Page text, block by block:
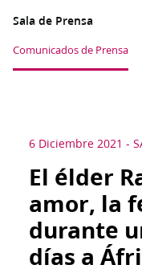
Sala de Prensa
Comunicados de Prensa
6 Diciembre 2021 -
El élder
amor, la
durante
días a